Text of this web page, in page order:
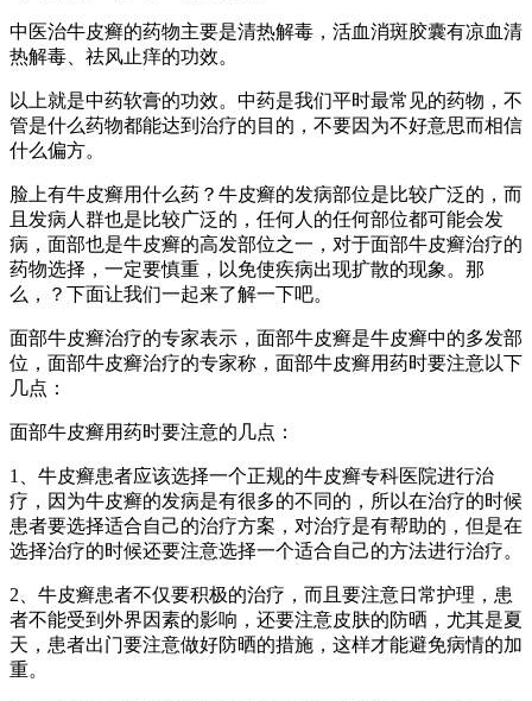
中医治牛皮癣的药物主要是清热解毒，活血消斑胶囊有凉血清
热解毒、祛风止痒的功效。
以上就是中药软膏的功效。中药是我们平时最常见的药物，不
管是什么药物都能达到治疗的目的，不要因为不好意思而相信
什么偏方。
脸上有牛皮癣用什么药？牛皮癣的发病部位是比较广泛的，而
且发病人群也是比较广泛的，任何人的任何部位都可能会发
病，面部也是牛皮癣的高发部位之一，对于面部牛皮癣治疗的
药物选择，一定要慎重，以免使疾病出现扩散的现象。那
么，？下面让我们一起来了解一下吧。
面部牛皮癣治疗的专家表示，面部牛皮癣是牛皮癣中的多发部
位，面部牛皮癣治疗的专家称，面部牛皮癣用药时要注意以下
几点：
面部牛皮癣用药时要注意的几点：
1、牛皮癣患者应该选择一个正规的牛皮癣专科医院进行治
疗，因为牛皮癣的发病是有很多的不同的，所以在治疗的时候
患者要选择适合自己的治疗方案，对治疗是有帮助的，但是在
选择治疗的时候还要注意选择一个适合自己的方法进行治疗。
2、牛皮癣患者不仅要积极的治疗，而且要注意日常护理，患
者不能受到外界因素的影响，还要注意皮肤的防晒，尤其是夏
天，患者出门要注意做好防晒的措施，这样才能避免病情的加
重。